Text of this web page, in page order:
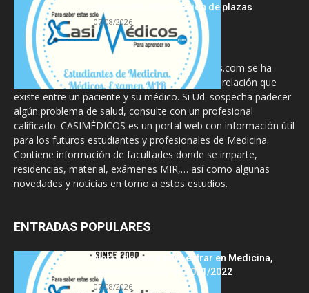
semana de adjudicación de plazas
07/08/2026
La información proporcionada en CasiMedicos.com se ha
diseñado para complementar, no substituir, la relación que
existe entre un paciente y su médico. Si Ud. sospecha padecer
algún problema de salud, consulte con un profesional
calificado. CASIMÉDICOS es un portal web con información útil
para los futuros estudiantes y profesionales de Medicina.
Contiene información de facultades donde se imparte,
residencias, material, exámenes MIR,… así como algunas
novedades y noticias en torno a estos estudios.
ENTRADAS POPULARES
Notas de corte para entrar en Medicina,
curso 2022/2023 vs 2021/2022
07/08/2026